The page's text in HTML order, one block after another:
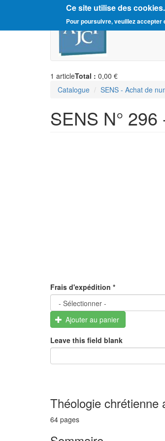
Ce site utilise des cookies.
Pour poursuivre, veuillez accepter
Amitié
1 articleTotal : 0,00 €
Catalogue
SENS - Achat de
SENS N°
Frais d'expédition *
Ajouter au panier
Leave this field blank
Théologie chrétienne
64 pages